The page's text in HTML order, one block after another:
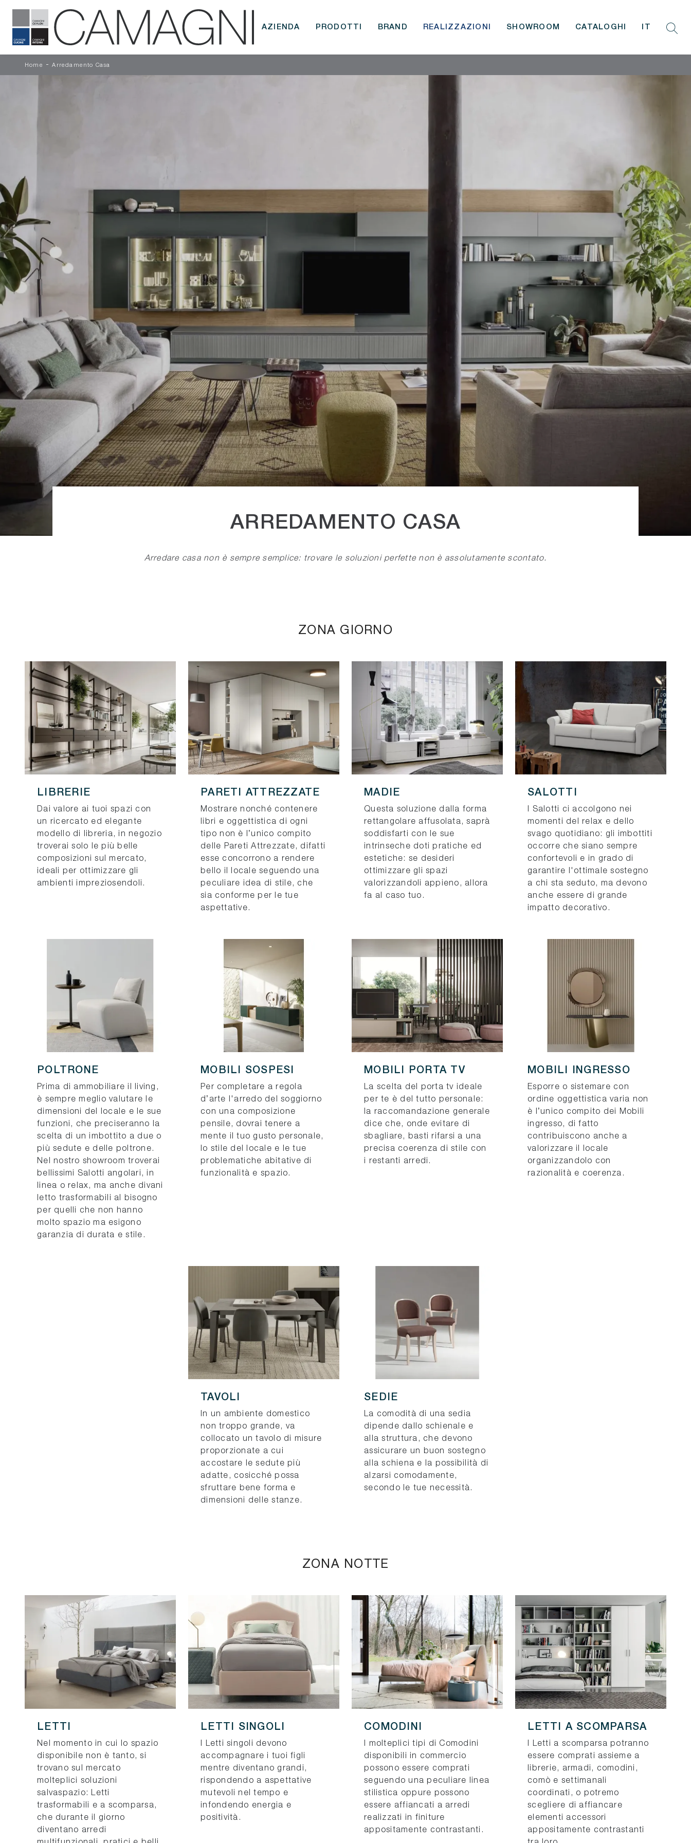
AZIENDA PRODOTTI BRAND REALIZZAZIONI SHOWROOM CATALOGHI
Home -Arredamento Casa
ARREDAMENTO CASA
Arredare casa non è sempre semplice: trovare le soluzioni perfette non è assolutamente scontato.
ZONA GIORNO
LIBRERIE
Dai valore ai tuoi spazi con
un ricercato ed elegante
modello di libreria, in negozio
troverai solo le più belle
composizioni sul mercato,
ideali per ottimizzare gli
ambienti impreziosendoli.
PARETI ATTREZZATE
Mostrare nonché contenere
libri e oggettistica di ogni
tipo non è l’unico compito
delle Pareti Attrezzate, difatti
esse concorrono a rendere
bello il locale seguendo una
peculiare idea di stile, che
sia conforme per le tue
aspettative.
MADIE
Questa soluzione dalla forma
rettangolare affusolata, saprà
soddisfarti con le sue
intrinseche doti pratiche ed
estetiche: se desideri
ottimizzare gli spazi
valorizzandoli appieno, allora
fa al caso tuo.
SALOTTI
I Salotti ci accolgono nei
momenti del relax e dello
svago quotidiano: gli imbottiti
occorre che siano sempre
confortevoli e in grado di
garantire l'ottimale sostegno
a chi sta seduto, ma devono
anche essere di grande
impatto decorativo.
POLTRONE
Prima di ammobiliare il living,
è sempre meglio valutare le
dimensioni del locale e le sue
funzioni, che preciseranno la
scelta di un imbottito a due o
più sedute e delle poltrone.
Nel nostro showroom troverai
bellissimi Salotti angolari, in
linea o relax, ma anche divani
letto trasformabili al bisogno
per quelli che non hanno
molto spazio ma esigono
garanzia di durata e stile.
MOBILI SOSPESI
Per completare a regola
d’arte l'arredo del soggiorno
con una composizione
pensile, dovrai tenere a
mente il tuo gusto personale,
lo stile del locale e le tue
problematiche abitative di
funzionalità e spazio.
MOBILI PORTA TV
La scelta del porta tv ideale
per te è del tutto personale:
la raccomandazione generale
dice che, onde evitare di
sbagliare, basti rifarsi a una
precisa coerenza di stile con
i restanti arredi.
MOBILI INGRESSO
Esporre o sistemare con
ordine oggettistica varia non
è l’unico compito dei Mobili
ingresso, di fatto
contribuiscono anche a
valorizzare il locale
organizzandolo con
razionalità e coerenza.
TAVOLI
In un ambiente domestico
non troppo grande, va
collocato un tavolo di misure
proporzionate a cui
accostare le sedute più
adatte, cosicché possa
sfruttare bene forma e
dimensioni delle stanze.
SEDIE
La comodità di una sedia
dipende dallo schienale e
alla struttura, che devono
assicurare un buon sostegno
alla schiena e la possibilità di
alzarsi comodamente,
secondo le tue necessità.
ZONA NOTTE
LETTI
Nel momento in cui lo spazio
disponibile non è tanto, si
trovano sul mercato
molteplici soluzioni
salvaspazio: Letti
trasformabili e a scomparsa,
che durante il giorno
diventano arredi
LETTI SINGOLI
I Letti singoli devono
accompagnare i tuoi figli
mentre diventano grandi,
rispondendo a aspettative
mutevoli nel tempo e
infondendo energia e
positività.
COMODINI
I molteplici tipi di Comodini
disponibili in commercio
possono essere comprati
seguendo una peculiare linea
stilistica oppure possono
essere affiancati a arredi
realizzati in finiture
appositamente contrastanti.
LETTI A SCOMPARSA
I Letti a scomparsa potranno
essere comprati assieme a
librerie, armadi, comodini,
comò e settimanali
coordinati, o potremo
scegliere di affiancare
elementi accessori
appositamente contrastanti